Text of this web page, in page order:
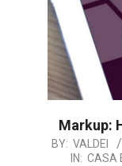
Markup:
2018-
BY: VALDEI
IN: CASA